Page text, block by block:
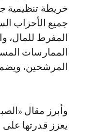
خريطة تنظيمية
جميع الأحزاب
المفرط للمال،
الممارسات
المرشحين،
وأبرز مقال
يعزز قدرتها على